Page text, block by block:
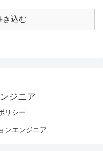
き込む
ジニア
リシー
ンエンジニア.